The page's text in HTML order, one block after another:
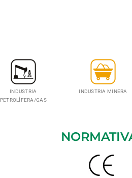
INDUSTRIA
PETROLÍFERA/GAS
INDUSTRIA MINERA